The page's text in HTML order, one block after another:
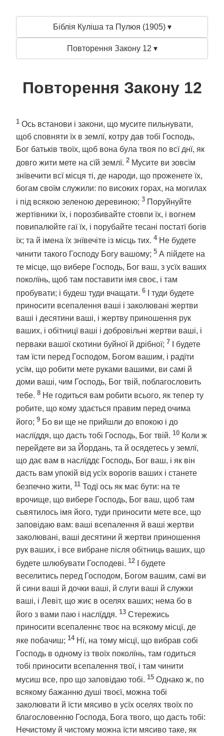
Біблія Куліша та Пулюя (1905) ▾
Повторення Закону 12 ▾
Повторення Закону 12
1 Ось встанови і закони, що мусите пильнувати,
щоб сповняти їх в землї, котру дав тобі Господь,
Бог батьків твоїх, щоб вона була твоя по всї днї, як
довго жити мете на сїй землї. 2 Мусите ви зовсїм
знївечити всї місця ті, де народи, що проженете їх,
богам своїм служили: по високих горах, на могилах
і під всякою зеленою деревиною; 3 Поруйнуйте
жертівники їх, і порозбивайте стовпи їх, і вогнем
повипалюйте гаї їх, і порубайте тесані постатї богів
їх; та й імена їх знївечіте із місць тих. 4 Не будете
чинити такого Господу Богу вашому; 5 А пійдете на
те місце, що вибере Господь, Бог ваш, з усїх ваших
поколїнь, щоб там поставити імя своє, і там
пробувати; і будеш туди вчащати. 6
І туди будете
приносити всепалення ваші і заколювані жертви
ваші і десятини ваші, і жертву приношення рук
ваших, і обітницї ваші і добровільні жертви ваші, і
перваки вашої скотини буйної й дрібної; 7
І будете
там їсти перед Господом, Богом вашим, і радїти
усїм, що робити мете руками вашими, ви самі й
доми ваші, чим Господь, Бог твій, поблагословить
тебе. 8 Не годиться вам робити всього, як тепер ту
робите, що кому здається правим перед очима
його; 9 Бо ви ще не прийшли до впокою і до
наслїддя, що дасть тобі Господь, Бог твій. 10 Коли ж
перейдете ви за Йордань, та й осядетесь у землї,
що дає вам в наслїддє Господь, Бог ваш, і як він
дасть вам упокій від усїх ворогів ваших і станете
безпечно жити, 11 Тодї ось як має бути: на те
врочище, що вибере Господь, Бог ваш, щоб там
сьвятилось імя його, туди приносити мете все, що
заповідаю вам: ваші всепалення й ваші жертви
заколювані, ваші десятини й жертви приношення
рук ваших, і все вибране після обітниць ваших, що
будете шлюбувати Господеві. 12
І будете
веселитись перед Господом, Богом вашим, самі ви
й сини ваші й дочки ваші, й слуги ваші й служки
ваші, і Левіт, що жиє в оселях ваших; нема бо в
його з вами паю і наслїддя. 13 Стережись
приносити всепаленнє твоє на всякому місцї, де
яке побачиш; 14 Нї, на тому місцї, що вибрав собі
Господь в одному із твоїх поколїнь, там годиться
тобі приносити всепалення твої, і там чинити
мусиш все, про що заповідаю тобі. 15 Однако ж, по
всякому бажанню душі твоєї, можна тобі
заколювати й їсти мясиво в усїх оселях твоїх по
благословенню Господа, Бога твого, що дасть тобі:
Нечистому й чистому можна їсти мясиво таке, як